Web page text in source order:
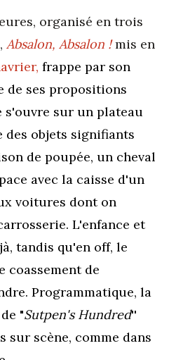
organisé en trois
Absalon, Absalon ! mis en
frappe par son
de ses propositions
s'ouvre sur un plateau
objets signifiants
de poupée, un cheval
avec la caisse d'un
voitures dont on
L'enfance et
tandis qu'en off, le
coassementde
Programmatique, la
"Sutpen's Hundred''
sur scène, comme dans